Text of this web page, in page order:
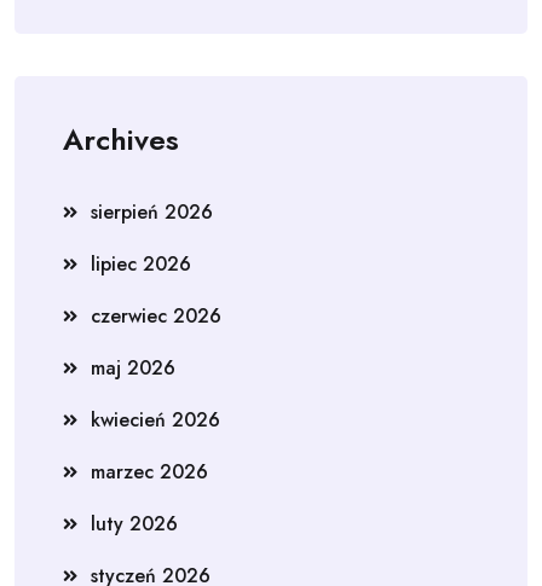
Archives
sierpień 2026
lipiec 2026
czerwiec 2026
maj 2026
kwiecień 2026
marzec 2026
luty 2026
styczeń 2026